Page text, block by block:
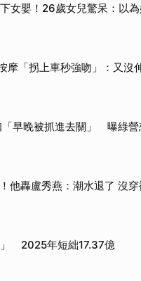
女嬰！26歲女兒驚呆：以
摩「拐上車秒強吻」：又沒
「早晚被抓進去關」 曝綠營
他轟盧秀燕：潮水退了 沒
」 2025年短絀17.37億